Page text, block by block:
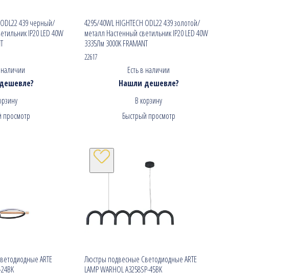
439 черный/
IP20 LED 40W
наличии
просмотр
4295/40WL HIGHTECH ODL22 439 золотой/
металл Настенный светильник IP20 LED 40W
3335Лм 3000K FRAMANT
22617
Есть в наличии
Нашли дешевле?
В корзину
Быстрый просмотр
ARTE
Люстры подвесные Светодиодные ARTE
LAMP WARHOL A3258SP-45BK